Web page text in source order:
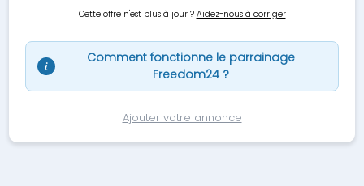
Cette offre n'est plus à jour ? Aidez-nous à corriger
i
Comment fonctionne le parrainage
Freedom24 ?
Ajouter votre annonce